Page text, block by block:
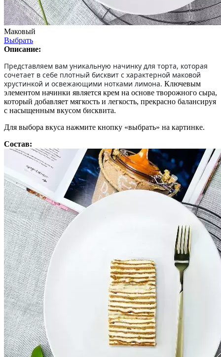
Маковый
Выбрать
Описание:
Представляем вам уникальную начинку для торта, которая
сочетает в себе плотный бисквит с характерной маковой
хрустинкой и освежающими нотками лимона. Ключевым
элементом начинки является крем на основе творожного сыра,
который добавляет мягкость и легкость, прекрасно балансируя
с насыщенным вкусом бисквита.
Для выбора вкуса нажмите кнопку «выбрать» на картинке.
Состав: